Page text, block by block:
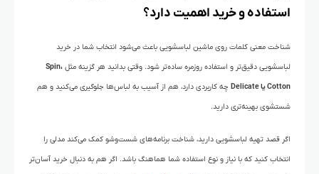
استفاده و خرید اهمیت دارد؟
شناخت معنی کلمات روی ماشین لباسشویی باعث می‌شود انتخاب شما در خرید
لباسشویی دقیق‌تر و استفاده روزمره ساده‌تر شود. وقتی بدانید هر گزینه مثل Spin،
Cotton یا Delicate چه کاربردی دارد، هم از آسیب به لباس‌ها جلوگیری می‌کنید و هم
شستشوی بهینه‌تری دارید.
اگر قصد تهیه لباسشویی دارید، شناخت برنامه‌های شست‌وشو کمک می‌کند مدلی را
انتخاب کنید که با نیاز و نوع استفاده شما هماهنگ باشد. اگر هم به دنبال خرید آسان‌تر